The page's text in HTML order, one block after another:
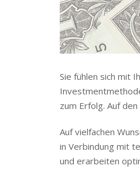
Sie fühlen sich mit
zum Erfolg. Auf
Auf vielfachen
in Verbindung mit
und erarbeiten